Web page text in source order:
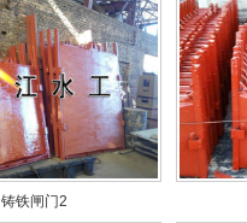
铸铁闸门2